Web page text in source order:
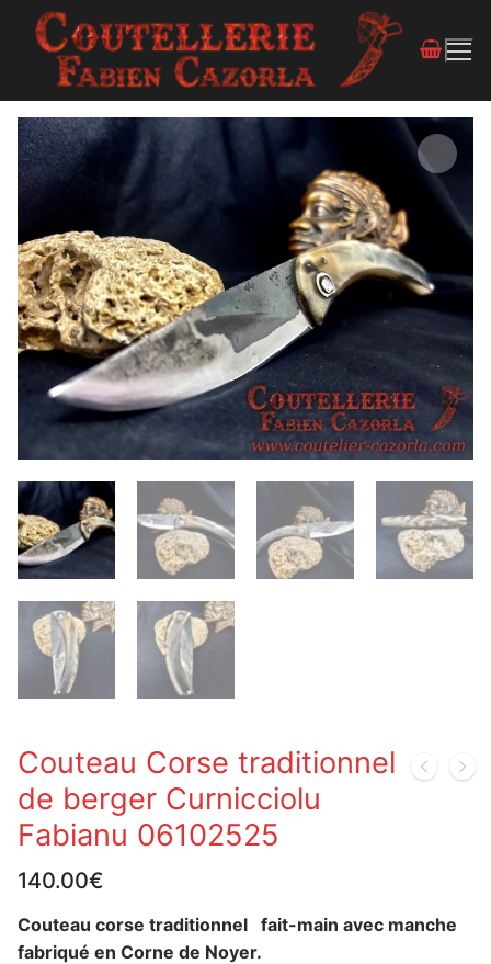
Couteau Corse traditionnel
de berger Curnicciolu
Fabianu 06102525
140.00€
Couteau corse traditionnel fait-main avec manche
fabriqué en Corne de Noyer.